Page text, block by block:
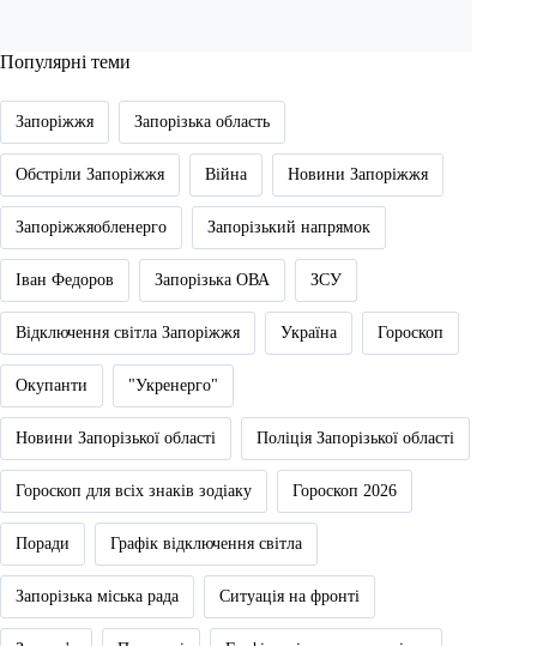
Популярні теми
Запоріжжя Запорізька область
Обстріли Запоріжжя Війна Новини Запоріжжя
Запоріжжяобленерго Запорізький напрямок
Іван Федоров Запорізька ОВА ЗСУ
Відключення світла Запоріжжя Україна Гороскоп
Окупанти "Укренерго"
Новини Запорізької області Поліція Запорізької області
Гороскоп для всіх знаків зодіаку Гороскоп 2026
Поради Графік відключення світла
Запорізька міська рада Ситуація на фронті